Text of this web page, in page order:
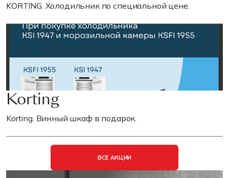
KORTING. Холодильник по специальной цене.
Korting
Korting. Винный шкаф в подарок.
ВСЕ АКЦИИ